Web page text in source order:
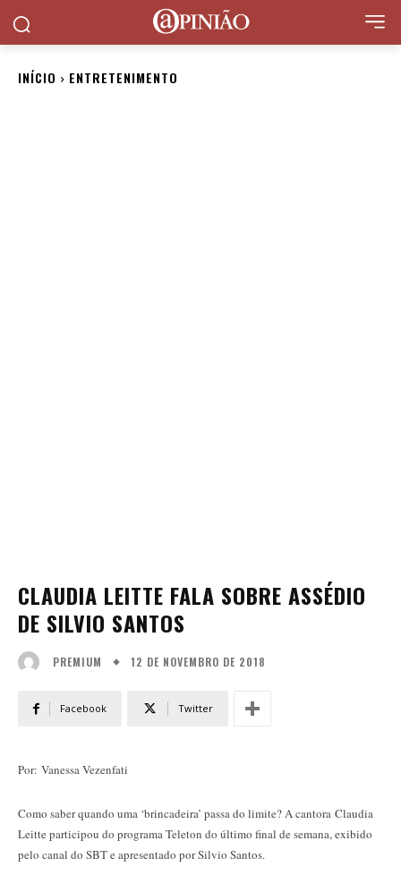
INÍCIO ENTRETENIMENTO
CLAUDIA LEITTE FALA SOBRE ASSÉDIO
DE SILVIO SANTOS
PREMIUM 12 DE NOVEMBRO DE 2018
Facebook Twitter
Por: Vanessa Vezenfati
Como saber quando uma ‘brincadeira’ passa do limite? A cantora Claudia
Leitte participou do programa Teleton do último final de semana, exibido
pelo canal do SBT e apresentado por Silvio Santos.